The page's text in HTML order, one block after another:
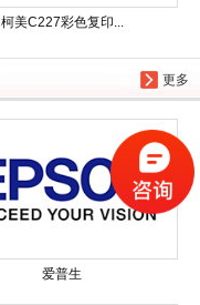
柯美C227彩色复印...
更多
爱普生